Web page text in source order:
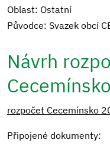
Oblast: Ostatní
Původce: Svazek obcí
Návrh
rozpočet Cecemínsko
Připojené dokumenty: